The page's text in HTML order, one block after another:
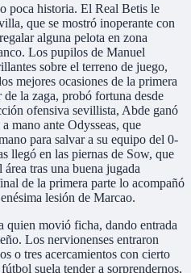
poca historia. El Real Betis le
que se mostró inoperante con
alguna pelota en zona
Los pupilos de Manuel
sobre el terreno de juego,
mejores ocasiones de la primera
la zaga, probó fortuna desde
ofensiva sevillista, Abde ganó
mano ante Odysseas, que
para salvar a su equipo del 0-
llegó en las piernas de Sow, que
tras una buena jugada
de la primera parte lo acompañó
lesión de Marcao.
quien movió ficha, dando entrada
Los nervionenses entraron
o tres acercamientos con cierto
suela tender a sorprendernos,